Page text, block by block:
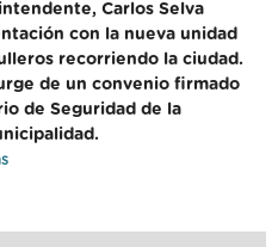
Carlos Selva
con la nueva unidad
recorriendo la ciudad.
de un convenio firmado
de Seguridad de la